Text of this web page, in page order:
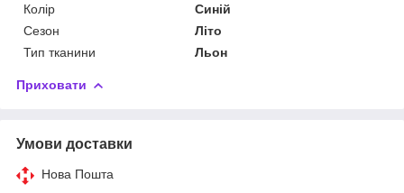
Колір
Синій
Сезон
Літо
Тип тканини
Льон
Приховати
Умови доставки
Нова Пошта